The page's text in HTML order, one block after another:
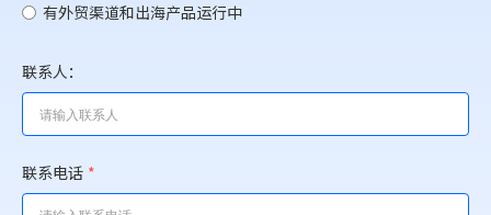
有外贸渠道和出海产品运行中
联系人：
联系电话 *